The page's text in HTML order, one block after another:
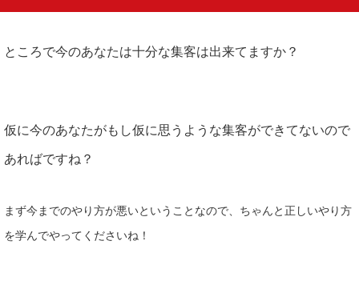
ところで今のあなたは十分な集客は出来てますか？
仮に今のあなたがもし仮に思うような集客ができてないので
あればですね？
まず今までのやり方が悪いということなので、ちゃんと正しいやり方
を学んでやってくださいね！